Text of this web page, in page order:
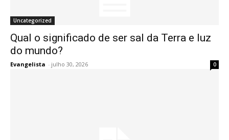
Uncategorized
Qual o significado de ser sal da Terra e luz
do mundo?
Evangelista - julho 30, 2026 0